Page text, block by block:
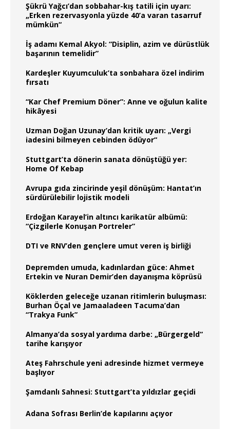
Şükrü Yağcı’dan sobbahar-kış tatili için uyarı:
„Erken rezervasyonla yüzde 40’a varan tasarruf
mümkün“
İş adamı Kemal Akyol: “Disiplin, azim ve dürüstlük
başarının temelidir”
Kardeşler Kuyumculuk’ta sonbahara özel indirim
fırsatı
“Kar Chef Premium Döner”: Anne ve oğulun kalite
hikâyesi
Uzman Doğan Uzunay’dan kritik uyarı: „Vergi
iadesini bilmeyen cebinden ödüyor“
Stuttgart’ta dönerin sanata dönüştüğü yer:
Home Of Kebap
Avrupa gıda zincirinde yeşil dönüşüm: Hantat’ın
sürdürülebilir lojistik modeli
Erdoğan Karayel’in altıncı karikatür albümü:
“Çizgilerle Konuşan Portreler”
DTI ve RNV’den gençlere umut veren iş birliği
Depremden umuda, kadınlardan güce: Ahmet
Ertekin ve Nuran Demir’den dayanışma köprüsü
Köklerden geleceğe uzanan ritimlerin buluşması:
Burhan Öçal ve Jamaaladeen Tacuma’dan
“Trakya Funk”
Almanya’da sosyal yardıma darbe: „Bürgergeld“
tarihe karışıyor
Ateş Fahrschule yeni adresinde hizmet vermeye
başlıyor
Şamdanlı Sahnesi: Stuttgart’ta yıldızlar geçidi
Adana Sofrası Berlin’de kapılarını açıyor